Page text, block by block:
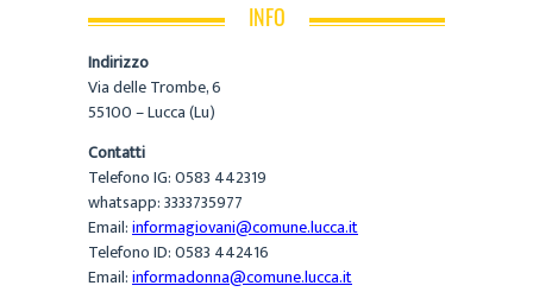
INFO
Indirizzo
Via delle Trombe, 6
55100 – Lucca (Lu)
Contatti
Telefono IG: 0583 442319
whatsapp: 3333735977
Email:informagiovani@comune.lucca.it
Telefono ID: 0583 442416
Email:informadonna@comune.lucca.it